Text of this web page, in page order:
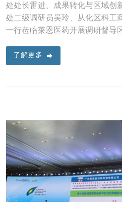
处处长雷进、成果转化与区域创
处二级调研员吴玲、从化区科工
一行莅临莱恩医药开展调研督导
了解更多